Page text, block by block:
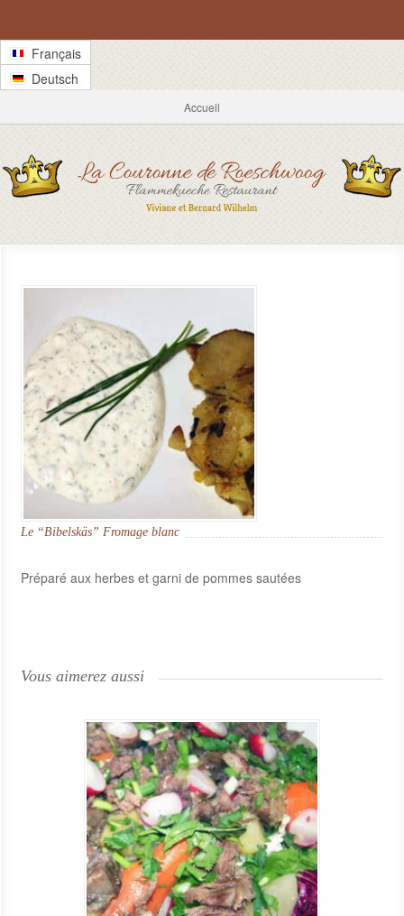
Français
Deutsch
Accueil
Le “Bibelskäs” Fromage blanc
Préparé aux herbes et garni de pommes sautées
Vous aimerez aussi